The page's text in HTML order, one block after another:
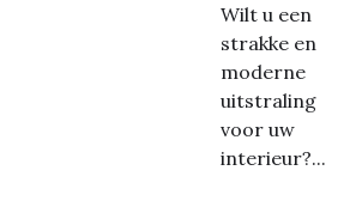
Wilt u een
strakke en
moderne
uitstraling
voor uw
interieur?...